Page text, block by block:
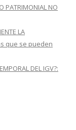
PATRIMONIAL NO
LA
que se pueden
DEL IGV?: